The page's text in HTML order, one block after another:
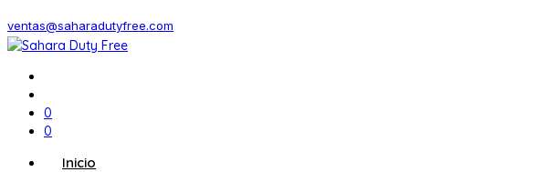
ventas@saharadutyfree.com
0
0
Inicio